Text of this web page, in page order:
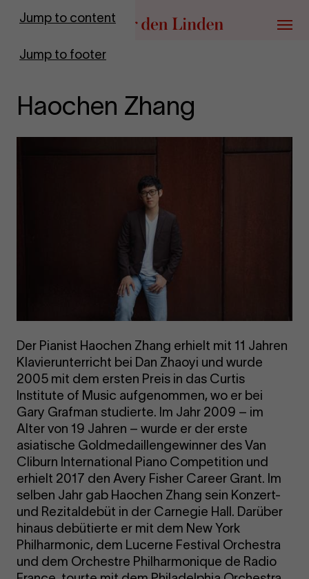
Jump to content
Jump to footer
Go to homepage
Menu
Haochen Zhang
Der Pianist Haochen Zhang erhielt mit 11 Jahren
Klavierunterricht bei Dan Zhaoyi und wurde
2005 mit dem ersten Preis in das Curtis
Institute of Music aufgenommen, wo er bei
Gary Grafman studierte. Im Jahr 2009 – im
Alter von 19 Jahren – wurde er der erste
asiatische Goldmedaillengewinner des Van
Cliburn International Piano Competition und
erhielt 2017 den Avery Fisher Career Grant. Im
selben Jahr gab Haochen Zhang sein Konzert-
und Rezitaldebüt in der Carnegie Hall. Darüber
hinaus debütierte er mit dem New York
Philharmonic, dem Lucerne Festival Orchestra
und dem Orchestre Philharmonique de Radio